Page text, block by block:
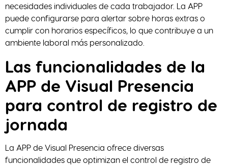
necesidades individuales de cada trabajador. La APP
puede configurarse para alertar sobre horas extras o
cumplir con horarios específicos, lo que contribuye a un
ambiente laboral más personalizado.
Las funcionalidades de la
APP de Visual Presencia
para control de registro de
jornada
La APP de Visual Presencia ofrece diversas
funcionalidades que optimizan el control de registro de